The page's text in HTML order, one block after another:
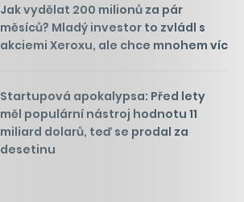
Jak vydělat 200 milionů za pár
měsíců? Mladý investor to zvládl s
akciemi Xeroxu, ale chce mnohem víc
Startupová apokalypsa: Před lety
měl populární nástroj hodnotu 11
miliard dolarů, teď se prodal za
desetinu